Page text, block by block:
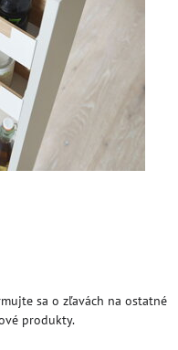
sa o zľavách na ostatné
produkty.